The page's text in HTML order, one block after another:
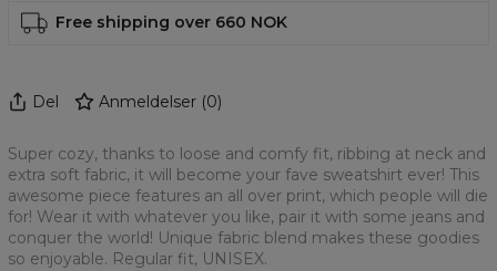
Free shipping over 660 NOK
Del Anmeldelser (0)
Super cozy, thanks to loose and comfy fit, ribbing at neck and
extra soft fabric, it will become your fave sweatshirt ever! This
awesome piece features an all over print, which people will die
for! Wear it with whatever you like, pair it with some jeans and
conquer the world! Unique fabric blend makes these goodies
so enjoyable. Regular fit, UNISEX.